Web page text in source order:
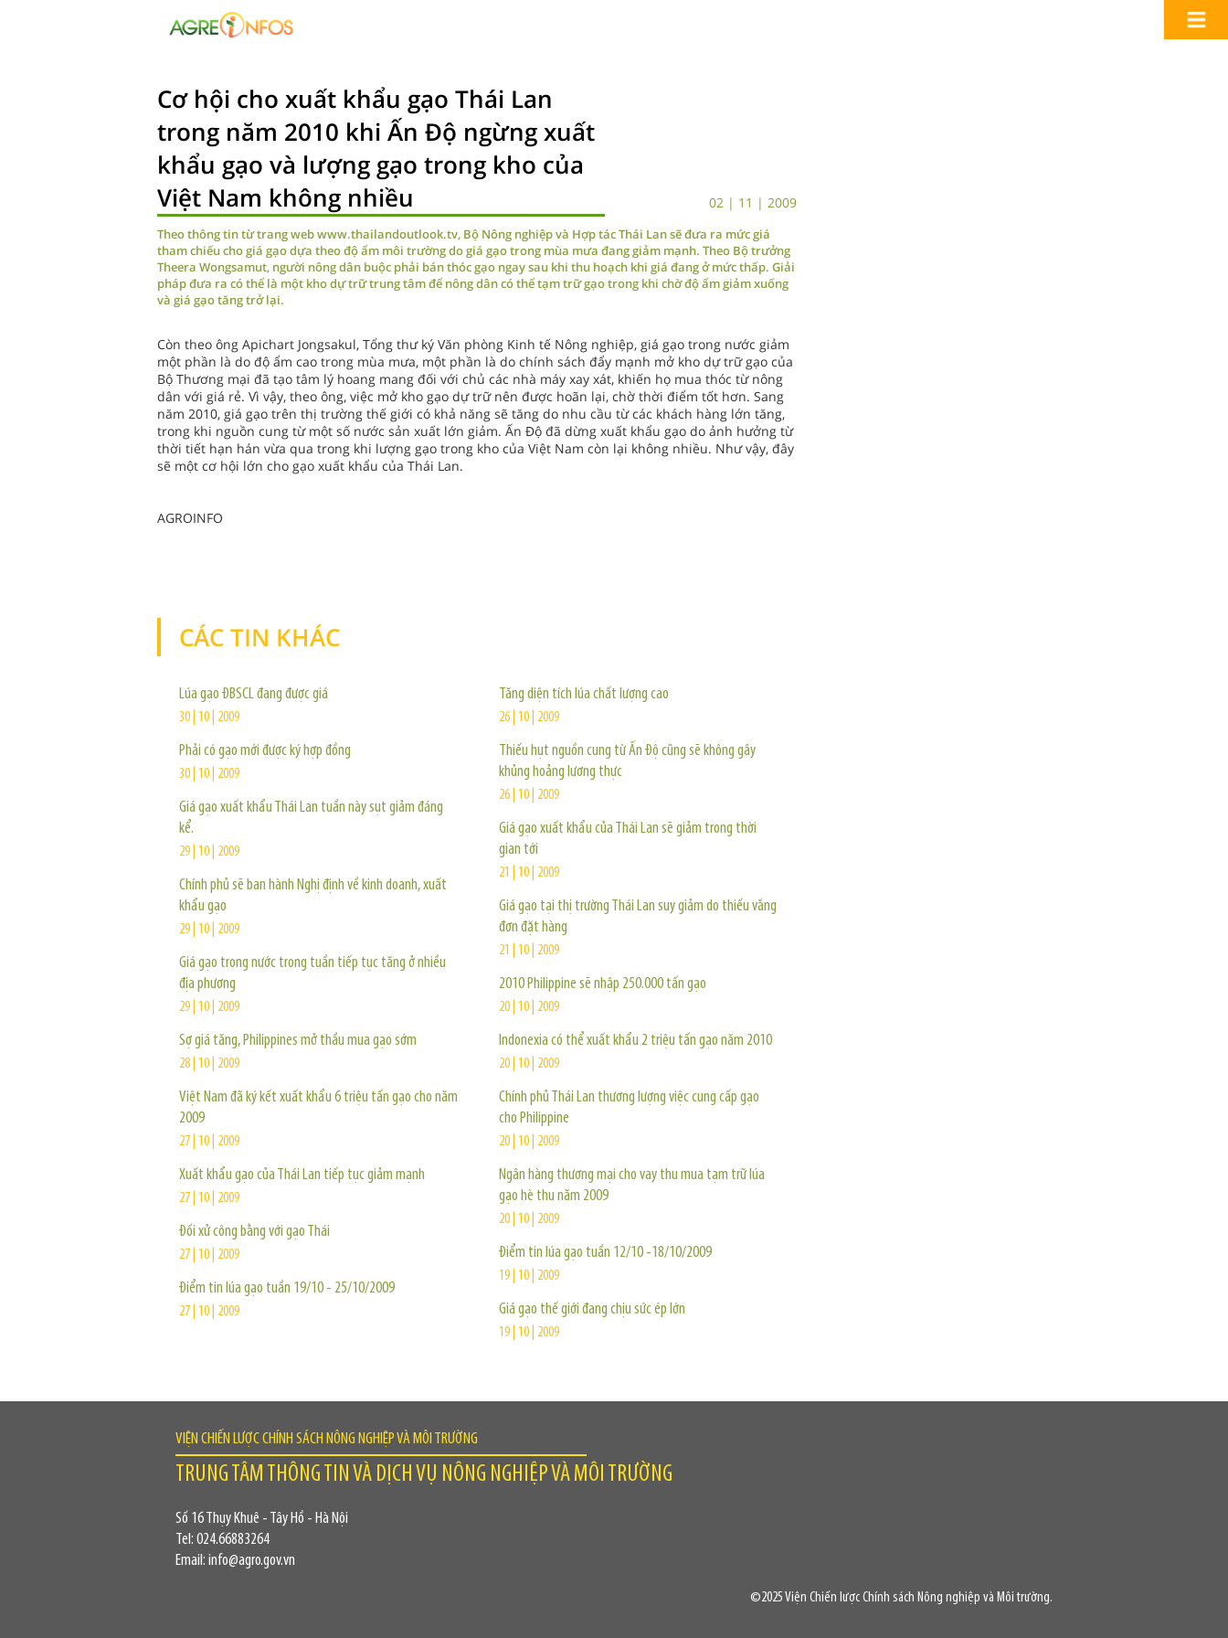
Cơ hội cho xuất khẩu gạo Thái Lan
trong năm 2010 khi Ấn Độ ngừng xuất
khẩu gạo và lượng gạo trong kho của
Việt Nam không nhiều
02 | 11 | 2009
Theo thông tin từ trang web www.thailandoutlook.tv, Bộ Nông nghiệp và Hợp tác Thái Lan sẽ đưa ra mức giá
tham chiếu cho giá gạo dựa theo độ ẩm môi trường do giá gạo trong mùa mưa đang giảm mạnh. Theo Bộ trưởng
Theera Wongsamut, người nông dân buộc phải bán thóc gạo ngay sau khi thu hoạch khi giá đang ở mức thấp. Giải
pháp đưa ra có thể là một kho dự trữ trung tâm để nông dân có thể tạm trữ gạo trong khi chờ độ ẩm giảm xuống
và giá gạo tăng trở lại.
Còn theo ông Apichart Jongsakul, Tổng thư ký Văn phòng Kinh tế Nông nghiệp, giá gạo trong nước giảm
một phần là do độ ẩm cao trong mùa mưa, một phần là do chính sách đẩy mạnh mở kho dự trữ gạo của
Bộ Thương mại đã tạo tâm lý hoang mang đối với chủ các nhà máy xay xát, khiến họ mua thóc từ nông
dân với giá rẻ. Vì vậy, theo ông, việc mở kho gạo dự trữ nên được hoãn lại, chờ thời điểm tốt hơn. Sang
năm 2010, giá gạo trên thị trường thế giới có khả năng sẽ tăng do nhu cầu từ các khách hàng lớn tăng,
trong khi nguồn cung từ một số nước sản xuất lớn giảm. Ấn Độ đã dừng xuất khẩu gạo do ảnh hưởng từ
thời tiết hạn hán vừa qua trong khi lượng gạo trong kho của Việt Nam còn lại không nhiều. Như vậy, đây
sẽ một cơ hội lớn cho gạo xuất khẩu của Thái Lan.
AGROINFO
CÁC TIN KHÁC
Lúa gạo ĐBSCL đang được giá
30 | 10 | 2009
Phải có gạo mới được ký hợp đồng
30 | 10 | 2009
Giá gạo xuất khẩu Thái Lan tuần này sụt giảm đáng
kể.
29 | 10 | 2009
Chính phủ sẽ ban hành Nghị định về kinh doanh, xuất
khẩu gạo
29 | 10 | 2009
Giá gạo trong nước trong tuần tiếp tục tăng ở nhiều
địa phương
29 | 10 | 2009
Sợ giá tăng, Philippines mở thầu mua gạo sớm
28 | 10 | 2009
Việt Nam đã ký kết xuất khẩu 6 triệu tấn gạo cho năm
2009
27 | 10 | 2009
Xuất khẩu gạo của Thái Lan tiếp tục giảm mạnh
27 | 10 | 2009
Đối xử công bằng với gạo Thái
27 | 10 | 2009
Điểm tin lúa gạo tuần 19/10 - 25/10/2009
27 | 10 | 2009
Tăng diện tích lúa chất lượng cao
26 | 10 | 2009
Thiếu hụt nguồn cung từ Ấn Độ cũng sẽ không gây
khủng hoảng lương thực
26 | 10 | 2009
Giá gạo xuất khẩu của Thái Lan sẽ giảm trong thời
gian tới
21 | 10 | 2009
Giá gạo tại thị trường Thái Lan suy giảm do thiếu vắng
đơn đặt hàng
21 | 10 | 2009
2010 Philippine sẽ nhập 250.000 tấn gạo
20 | 10 | 2009
Indonexia có thể xuất khẩu 2 triệu tấn gạo năm 2010
20 | 10 | 2009
Chính phủ Thái Lan thương lượng việc cung cấp gạo
cho Philippine
20 | 10 | 2009
Ngân hàng thương mại cho vay thu mua tạm trữ lúa
gạo hè thu năm 2009
20 | 10 | 2009
Điểm tin lúa gạo tuần 12/10 -18/10/2009
19 | 10 | 2009
Giá gạo thế giới đang chịu sức ép lớn
19 | 10 | 2009
VIỆN CHIẾN LƯỢC CHÍNH SÁCH NÔNG NGHIỆP VÀ MÔI TRƯỜNG
TRUNG TÂM THÔNG TIN VÀ DỊCH VỤ NÔNG NGHIỆP VÀ MÔI TRƯỜNG
Số 16 Thụy Khuê - Tây Hồ - Hà Nội
Tel: 024.66883264
Email: info@agro.gov.vn
©2025 Viện Chiến lược Chính sách Nông nghiệp và Môi trường.